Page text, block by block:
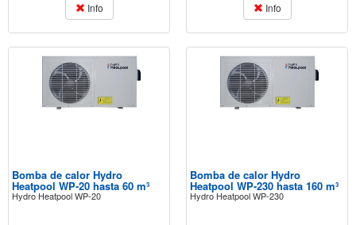
Info Info
Bomba de calor Hydro
Heatpool WP-20 hasta 60 m³
Hydro Heatpool WP-20
Bomba de calor Hydro
Heatpool WP-230 hasta 160 m³
Hydro Heatpool WP-230